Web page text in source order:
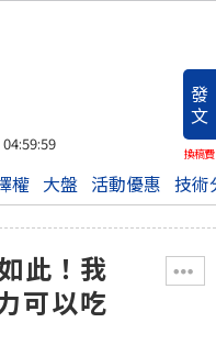
發
文
換稿費
04:59:59
權 大盤 活動優惠 技術
此！我
可以吃